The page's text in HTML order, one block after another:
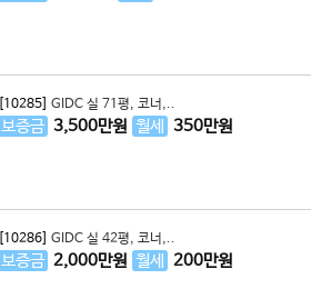
[10285] GIDC 실 71평, 코너,..
보증금 3,500만원 월세 350만원
[10286] GIDC 실 42평, 코너,..
보증금 2,000만원 월세 200만원